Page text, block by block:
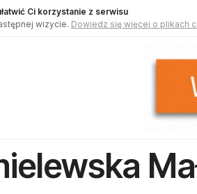
Ci korzystanie z serwisu
wizycie. Dowiedz się więcej o plikach